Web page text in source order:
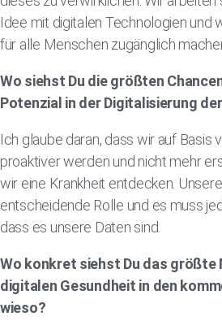
Idee mit digitalen Technologien und
für alle Menschen zugänglich
Wo siehst Du die größten
Potenzial in der Digitalisierung
Ich glaube daran, dass wir auf Basis
proaktiver werden und nicht mehr
wir eine Krankheit entdecken.
entscheidende Rolle und es muss
dass es unsere Daten sind.
Wo konkret siehst Du das
digitalen Gesundheit in den
wieso?